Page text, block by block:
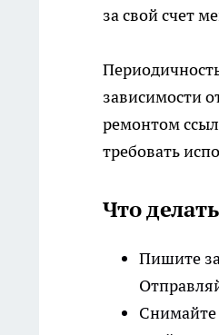
за свой счет
зависимости
ремонтом
требовать
Что
Пишите
Снимайте